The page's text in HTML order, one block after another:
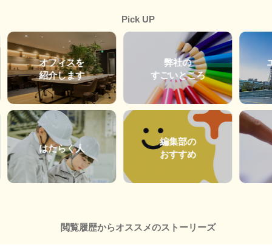
Pick UP
オフィスを
紹介します
はたらく人
弊社の
すごいところ
編集部の
おすすめ
閲覧履歴からオススメのストーリーズ